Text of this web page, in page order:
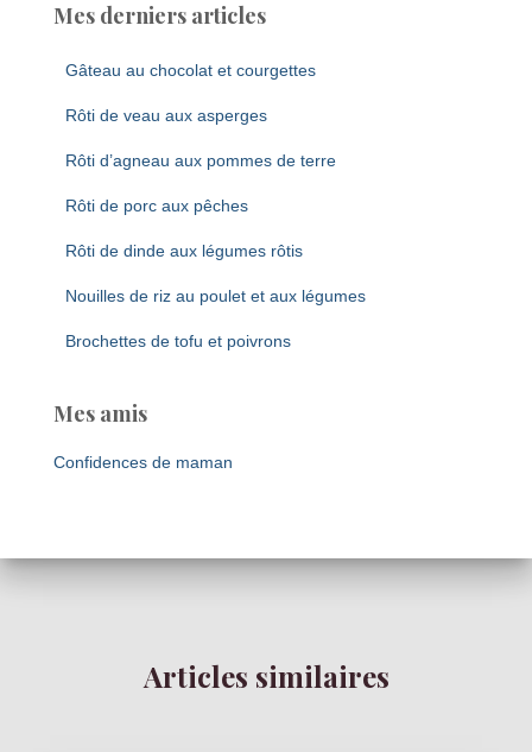
Mes derniers articles
Gâteau au chocolat et courgettes
Rôti de veau aux asperges
Rôti d’agneau aux pommes de terre
Rôti de porc aux pêches
Rôti de dinde aux légumes rôtis
Nouilles de riz au poulet et aux légumes
Brochettes de tofu et poivrons
Mes amis
Confidences de maman
Articles similaires